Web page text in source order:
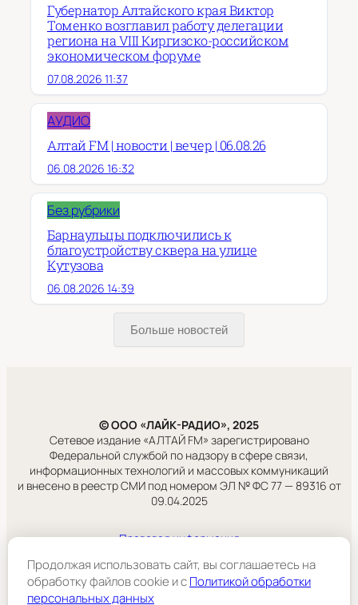
Губернатор Алтайского края Виктор
Томенко возглавил работу делегации
региона на VIII Киргизско-российском
экономическом форуме
07.08.2026 11:37
АУДИО
Алтай FM | новости | вечер | 06.08.26
06.08.2026 16:32
Без рубрики
Барнаульцы подключились к
благоустройству сквера на улице
Кутузова
06.08.2026 14:39
Больше новостей
© ООО «ЛАЙК-РАДИО», 2025
Сетевое издание «АЛТАЙ FM» зарегистрировано
Федеральной службой по надзору в сфере связи,
информационных технологий и массовых коммуникаций
и внесено в реестр СМИ под номером ЭЛ № ФС 77 — 89316 от
09.04.2025
Правовая информация
ООО «ЛАЙК-РАДИО».
Продолжая использовать сайт, вы соглашаетесь на
обработку файлов cookie и cПолитикой обработки
персональных данных